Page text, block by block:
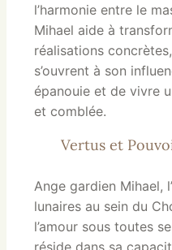
l’harmonie entre le
Mihael aide à
réalisations
s’ouvrent à son
épanouie et de vivre
et comblée.
Vertus et
Ange gardien Mihael,
lunaires au sein du
l’amour sous toutes
réside dans sa